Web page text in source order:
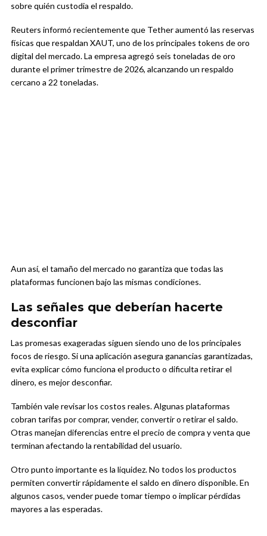
sobre quién custodia el respaldo.
Reuters informó recientemente que Tether aumentó las reservas
físicas que respaldan XAUT, uno de los principales tokens de oro
digital del mercado. La empresa agregó seis toneladas de oro
durante el primer trimestre de 2026, alcanzando un respaldo
cercano a 22 toneladas.
Aun así, el tamaño del mercado no garantiza que todas las
plataformas funcionen bajo las mismas condiciones.
Las señales que deberían hacerte
desconfiar
Las promesas exageradas siguen siendo uno de los principales
focos de riesgo. Si una aplicación asegura ganancias garantizadas,
evita explicar cómo funciona el producto o dificulta retirar el
dinero, es mejor desconfiar.
También vale revisar los costos reales. Algunas plataformas
cobran tarifas por comprar, vender, convertir o retirar el saldo.
Otras manejan diferencias entre el precio de compra y venta que
terminan afectando la rentabilidad del usuario.
Otro punto importante es la liquidez. No todos los productos
permiten convertir rápidamente el saldo en dinero disponible. En
algunos casos, vender puede tomar tiempo o implicar pérdidas
mayores a las esperadas.